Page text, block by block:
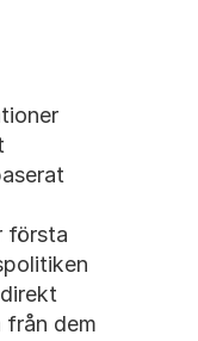
första
från dem